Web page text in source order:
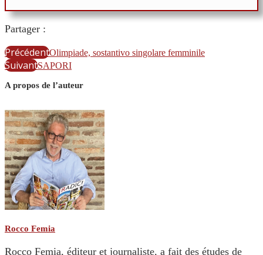
Partager :
PrécédentOlimpiade, sostantivo singolare femminile
SuivantSAPORI
A propos de l’auteur
Rocco Femia
Rocco Femia, éditeur et journaliste, a fait des études de